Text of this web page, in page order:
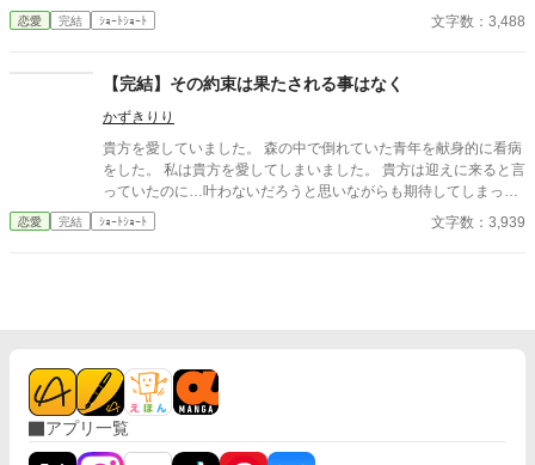
の宝石を贈っていたなんて…。
恋愛 完結 ｼｮｰﾄｼｮｰﾄ 文字数：3,488
【完結】その約束は果たされる事はなく
かずきりり
貴方を愛していました。 森の中で倒れていた青年を献身的に看病
をした。 私は貴方を愛してしまいました。 貴方は迎えに来ると言
っていたのに…叶わないだろうと思いながらも期待してしまっ
て… 貴方を諦めることは出来そうもありません。 …さようなら…
------- ※ハッピーエンドではありません ※3話完結となります ※
恋愛 完結 ｼｮｰﾄｼｮｰﾄ 文字数：3,939
アプリ一覧